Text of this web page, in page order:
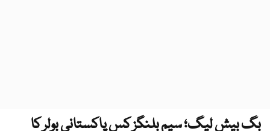
بگ بیش لیگ؛ سیم بلنگز کس پاکستانی بولر کا